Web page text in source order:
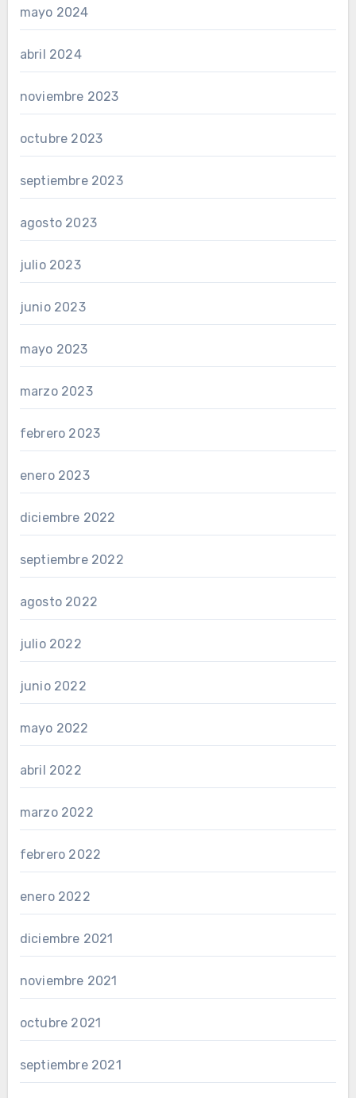
mayo 2024
abril 2024
noviembre 2023
octubre 2023
septiembre 2023
agosto 2023
julio 2023
junio 2023
mayo 2023
marzo 2023
febrero 2023
enero 2023
diciembre 2022
septiembre 2022
agosto 2022
julio 2022
junio 2022
mayo 2022
abril 2022
marzo 2022
febrero 2022
enero 2022
diciembre 2021
noviembre 2021
octubre 2021
septiembre 2021